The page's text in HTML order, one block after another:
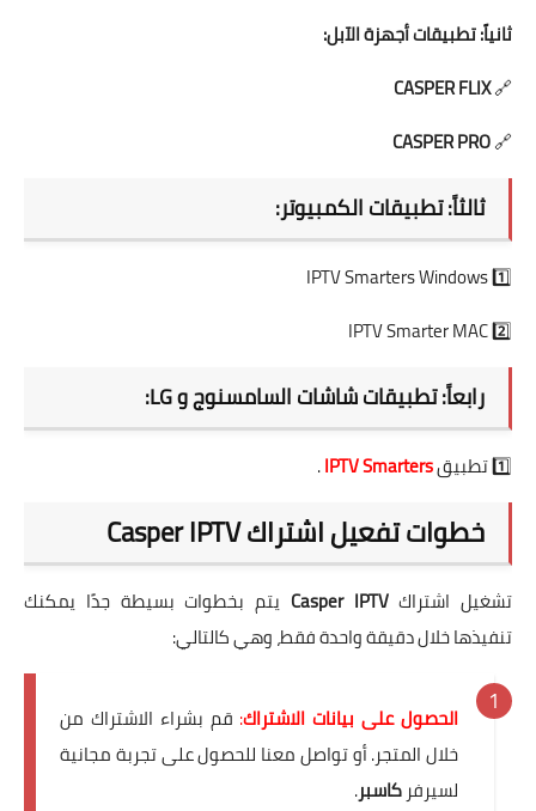
ثانياً: تطبيقات أجهزة الآبل:
🔗
CASPER FLIX
🔗
CASPER PRO
ثالثاً: تطبيقات الكمبيوتر:
1️⃣
IPTV Smarters Windows
2️⃣
IPTV Smarter MAC
رابعاً: تطبيقات شاشات السامسنوج و LG:
1️⃣ تطبيق IPTV Smarters
.
خطوات تفعيل اشتراك Casper IPTV
تشغيل اشتراكCasper IPTV يتم بخطوات بسيطة جدًا يمكنك
تنفيذها خلال دقيقة واحدة فقط، وهي كالتالي:
الحصول على بيانات الاشتراك: قم بشراء الاشتراك من
خلال المتجر. أو تواصل معنا للحصول على تجربة مجانية
لسيرفركاسبر.